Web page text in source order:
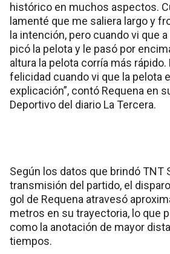
histórico en muchos aspectos.
lamenté que me saliera largo y
la intención, pero cuando vi que
picó la pelota y le pasó por
altura la pelota corría más
felicidad cuando vi que la pelota
explicación”, contó Requena en
Deportivo del diario La Tercera.
Según los datos que brindó TNT
transmisión del partido, el
gol de Requena atravesó
metros en su trayectoria, lo que
como la anotación de mayor
tiempos.